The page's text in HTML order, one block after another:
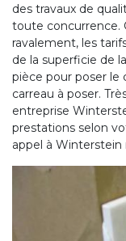
des travaux de
toute concurrence.
ravalement, les
de la superficie de
pièce pour poser le
carreau à poser.
entreprise
prestations selon
appel à Winterstein